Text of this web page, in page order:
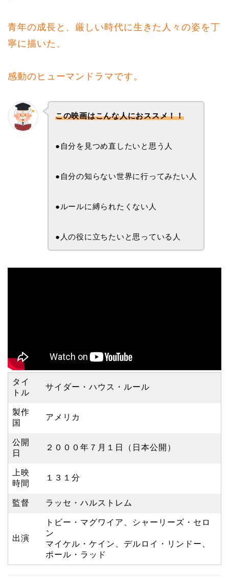
青年の成長と、厳しい時代に生きた人々の姿を丁
寧に描いた、
感動のヒューマンドラマです。
この映画はこんな人におススメ！！
●自分を見つめ直したいと思う人
●自分の知らない世界に行ってみたい人
●ルールに縛られたくない人
●人の役に立ちたいと思っている人
タイ
トル
サイダー・ハウス・ルール
製作
国
アメリカ
公開
日
２０００年７月１日（日本公開）
上映
時間
１３１分
監督 ラッセ・ハルストレム
出演
トビー・マグワイア、シャーリーズ・セロ
ン
マイケル・ケイン、デルロイ・リンドー、
ポール・ラッド